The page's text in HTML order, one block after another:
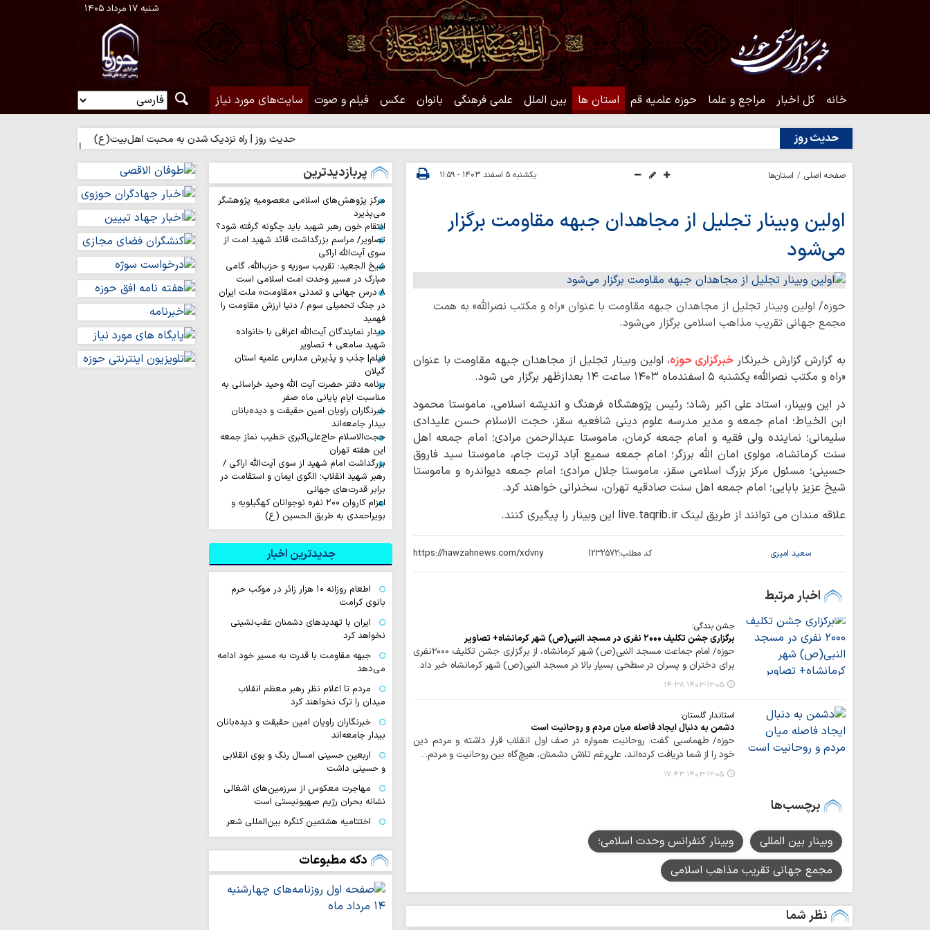
شنبه ۱۷ مرداد ۱۴۰۵
خانه کل اخبار مراجع و علما حوزه علمیه قم استان ها بین الملل علمی فرهنگی بانوان عکس فیلم و صوت سایت‌های مورد نیاز
حدیث روز حدیث روز | راه نزدیک شدن به محبت اهل‌بیت(ع) حدیث روز | بهترین
صفحه اصلی استان‌ها یکشنبه ۵ اسفند ۱۴۰۳ - ۱۱:۵۹
اولین وبینار تجلیل از مجاهدان جبهه مقاومت برگزار
می‌شود
حوزه/ اولین وبینار تجلیل از مجاهدان جبهه مقاومت با عنوان «راه و مکتب نصرالله» به همت
مجمع جهانی تقریب مذاهب اسلامی برگزار می‌شود.
به گزارش گزارش خبرنگارخبرگزاری حوزه، اولین وبینار تجلیل از مجاهدان جبهه مقاومت با عنوان
«راه و مکتب نصرالله» یکشنبه ۵ اسفندماه ۱۴۰۳ ساعت ۱۴ بعدازظهر برگزار می شود.
در این وبینار، استاد علی اکبر رشاد؛ رئیس پژوهشگاه فرهنگ و اندیشه اسلامی، ماموستا محمود
ابن الخیاط؛ امام جمعه و مدیر مدرسه علوم دینی شافعیه سقز، حجت الاسلام حسن علیدادی
سلیمانی؛ نماینده ولی فقیه و امام جمعه کرمان، ماموستا عبدالرحمن مرادی؛ امام جمعه اهل
سنت کرمانشاه، مولوی امان الله برزگر؛ امام جمعه سمیع آباد تربت جام، ماموستا سید فاروق
حسینی؛ مسئول مرکز بزرگ اسلامی سقز، ماموستا جلال مرادی؛ امام جمعه دیواندره و ماموستا
شیخ عزیز بابایی؛ امام جمعه اهل سنت صادقیه تهران، سخنرانی خواهند کرد.
علاقه مندان می توانند از طریق لینک live.taqrib.ir این وبینار را پیگیری کنند.
سعید امیری کد مطلب:1232572
اخبار مرتبط
جشن بندگی؛
برگزاری جشن تکلیف ۲۰۰۰ نفری در مسجد النبی(ص) شهر کرمانشاه+ تصاویر
حوزه/ امام جماعت مسجد النبی(ص) شهر کرمانشاه، از برگزاری جشن تکلیف ۲۰۰۰نفری
برای دختران و پسران در سطحی بسیار بالا در مسجد النبی(ص) شهر کرمانشاه خبر داد.
۱۴۰۳-۱۲-۰۵ ۱۴:۳۸
استاندار گلستان:
دشمن به دنبال ایجاد فاصله میان مردم و روحانیت است
حوزه/ طهماسبی گفت: روحانیت همواره در صف اول انقلاب قرار داشته و مردم دین
خود را از شما دریافت کرده‌اند، علی‌رغم تلاش دشمنان، هیچ‌گاه بین روحانیت و مردم…
۱۴۰۳-۱۲-۰۵ ۱۷:۴۳
برچسب‌ها
وبینار بین المللی
وبینار کنفرانس وحدت اسلامی؛
مجمع جهانی تقریب مذاهب اسلامی
نظر شما
پربازدیدترین
مرکز پژوهش‌های اسلامی معصومیه پژوهشگر
می‌پذیرد
انتقام خون رهبر شهید باید چگونه گرفته شود؟
تصاویر/ مراسم بزرگداشت قائد شهید امت از
سوی آیت‌الله اراکی
شیخ الجعید: تقریب سوریه و حزب‌الله، گامی
مبارک در مسیر وحدت امت اسلامی است
۸ درس جهانی و تمدنی «مقاومت» ملت ایران
در جنگ تحمیلی سوم / دنیا ارزش مقاومت را
فهمید
دیدار نمایندگان آیت‌الله اعرافی با خانواده
شهید سامعی + تصاویر
فیلم| جذب و پذیرش مدارس علمیه استان
گیلان
برنامه دفتر حضرت آیت الله وحید خراسانی به
مناسبت ایام پایانی ماه صفر
خبرنگاران راویان امین حقیقت و دیده‌بانان
بیدار جامعه‌اند
حجت‌الاسلام حاج‌علی‌اکبری خطیب نماز جمعه
این هفته تهران
بزرگداشت امام شهید از سوی آیت‌الله اراکی /
رهبر شهید انقلاب؛ الگوی ایمان و استقامت در
برابر قدرت‌های جهانی
اعزام کاروان ۲۰۰ نفره نوجوانان کهگیلویه و
بویراحمدی به طریق الحسین (ع)
جدیدترین اخبار
اطعام روزانه ۱۰ هزار زائر در موکب حرم
بانوی کرامت
ایران با تهدیدهای دشمنان عقب‌نشینی
نخواهد کرد
جبهه مقاومت با قدرت به مسیر خود ادامه
می‌دهد
مردم تا اعلام نظر رهبر معظم انقلاب
میدان را ترک نخواهند کرد
خبرنگاران راویان امین حقیقت و دیده‌بانان
بیدار جامعه‌اند
اربعین حسینی امسال رنگ و بوی انقلابی
و حسینی داشت
مهاجرت معکوس از سرزمین‌های اشغالی
نشانه بحران رژیم صهیونیستی است
اختتامیه هشتمین کنگره بین‌المللی شعر
زنان عاشورایی در مشهد برگزار…
ایران قوی با هم‌افزایی قدرت میدانی و
دیپلماسی هوشمند شکل می‌گیرد
اقتدار امروز کشور ثمره حضور مردم در
صحنه و توانمندی نیروهای مسلح است
دکه مطبوعات